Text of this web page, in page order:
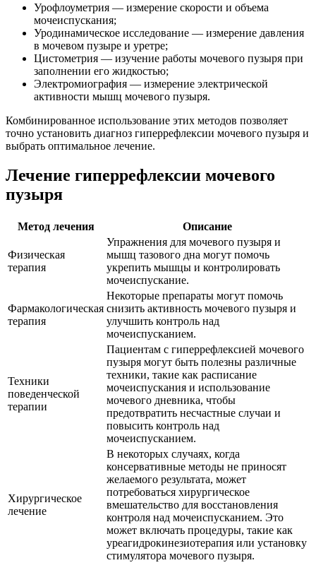
Урофлоуметрия — измерение скорости и объема
мочеиспускания;
Уродинамическое исследование — измерение давления
в мочевом пузыре и уретре;
Цистометрия — изучение работы мочевого пузыря при
заполнении его жидкостью;
Электромиография — измерение электрической
активности мышц мочевого пузыря.
Комбинированное использование этих методов позволяет
точно установить диагноз гиперрефлексии мочевого пузыря и
выбрать оптимальное лечение.
Лечение гиперрефлексии мочевого
пузыря
Метод лечения Описание
Физическая
терапия
Упражнения для мочевого пузыря и
мышц тазового дна могут помочь
укрепить мышцы и контролировать
мочеиспускание.
Фармакологическая
терапия
Некоторые препараты могут помочь
снизить активность мочевого пузыря и
улучшить контроль над
мочеиспусканием.
Техники
поведенческой
терапии
Пациентам с гиперрефлексией мочевого
пузыря могут быть полезны различные
техники, такие как расписание
мочеиспускания и использование
мочевого дневника, чтобы
предотвратить несчастные случаи и
повысить контроль над
мочеиспусканием.
Хирургическое
лечение
В некоторых случаях, когда
консервативные методы не приносят
желаемого результата, может
потребоваться хирургическое
вмешательство для восстановления
контроля над мочеиспусканием. Это
может включать процедуры, такие как
уреагидрокинезиотерапия или установку
стимулятора мочевого пузыря.